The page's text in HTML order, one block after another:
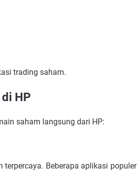
trading saham.
HP
saham langsung dari HP:
Beberapa aplikasi populer